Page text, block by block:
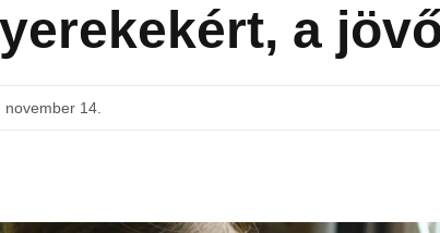
a
november 14.